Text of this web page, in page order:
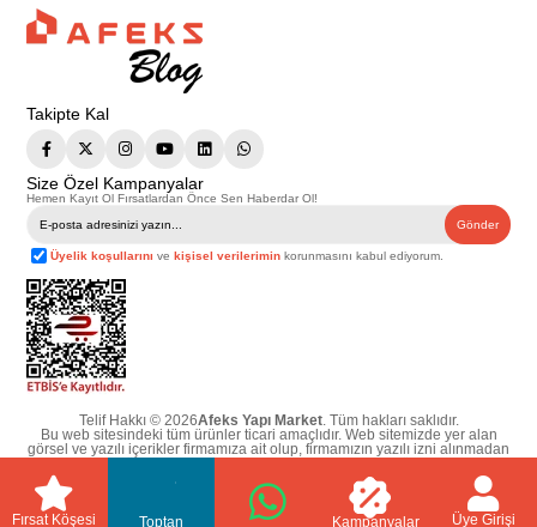
Takipte Kal
Size Özel Kampanyalar
Hemen Kayıt Ol Fırsatlardan Önce Sen Haberdar Ol!
Gönder
Üyelik koşullarını vekişisel verilerimin korunmasını kabul ediyorum.
Telif Hakkı © 2026Afeks Yapı Market. Tüm hakları saklıdır.
Bu web sitesindeki tüm ürünler ticari amaçlıdır. Web sitemizde yer alan
görsel ve yazılı içerikler firmamıza ait olup, firmamızın yazılı izni alınmadan
hiçbir yazılı/görsel içerik, logo, kopyalanamaz, kaynak gösterilemez ve
başka yerlerde kullanılamaz. İçeriklerin izin alınmadan kopyalanması ve
kullanılması 5846 sayılı Fikir ve Sanat Eserleri Yasasına göre suçtur.
Fırsat Köşesi
Toptan Kampanyalar Üye Girişi